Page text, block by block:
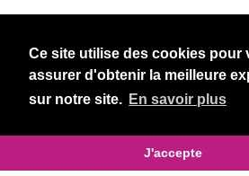
Ce site utilise des cookies pour
assurer d'obtenir la meilleure
sur notre site. En savoir plus
J'accepte
BlackAndBeauties